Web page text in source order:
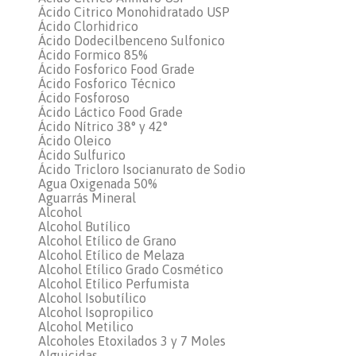
Ácido Citrico Monohidratado USP
Ácido Clorhidrico
Ácido Dodecilbenceno Sulfonico
Ácido Formico 85%
Ácido Fosforico Food Grade
Ácido Fosforico Técnico
Ácido Fosforoso
Ácido Láctico Food Grade
Ácido Nítrico 38° y 42°
Ácido Oleico
Ácido Sulfurico
Ácido Tricloro Isocianurato de Sodio
Agua Oxigenada 50%
Aguarrás Mineral
Alcohol
Alcohol Butílico
Alcohol Etílico de Grano
Alcohol Etílico de Melaza
Alcohol Etílico Grado Cosmético
Alcohol Etílico Perfumista
Alcohol Isobutílico
Alcohol Isopropilico
Alcohol Metilico
Alcoholes Etoxilados 3 y 7 Moles